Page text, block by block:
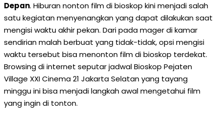
Depan. Hiburan nonton film di bioskop kini menjadi salah
satu kegiatan menyenangkan yang dapat dilakukan saat
mengisi waktu akhir pekan. Dari pada mager di kamar
sendirian malah berbuat yang tidak-tidak, opsi mengisi
waktu tersebut bisa menonton film di bioskop terdekat.
Browsing di internet seputar jadwal Bioskop Pejaten
Village XXI Cinema 21 Jakarta Selatan yang tayang
minggu ini bisa menjadi langkah awal mengetahui film
yang ingin di tonton.